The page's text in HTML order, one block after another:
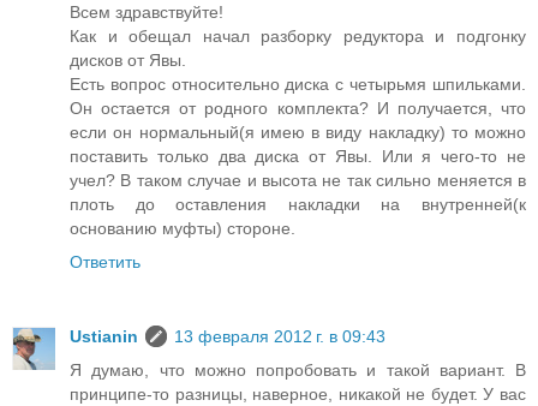
Всем здравствуйте!
Как и обещал начал разборку редуктора и подгонку
дисков от Явы.
Есть вопрос относительно диска с четырьмя шпильками.
Он остается от родного комплекта? И получается, что
если он нормальный(я имею в виду накладку) то можно
поставить только два диска от Явы. Или я чего-то не
учел? В таком случае и высота не так сильно меняется в
плоть до оставления накладки на внутренней(к
основанию муфты) стороне.
Ответить
Ustianin
13 февраля 2012 г. в 09:43
Я думаю, что можно попробовать и такой вариант. В
принципе-то разницы, наверное, никакой не будет. У вас